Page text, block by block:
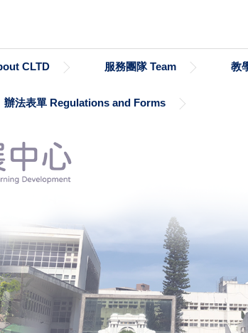
CLTD 服務團隊 Team 教
辦法表單 Regulations and Forms